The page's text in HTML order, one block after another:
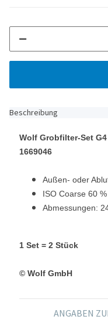
Beschreibung
Wolf Grobfilter-Set
1669046
Außen- oder
ISO Coarse 60
Abmessungen:
1 Set = 2 Stück
© Wolf GmbH
ANGABEN